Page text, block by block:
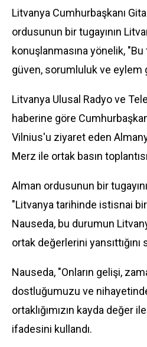
Litvanya Cumhurbaşkanı
ordusunun bir tugayının
konuşlanmasına yönelik,
güven, sorumluluk ve eylem
Litvanya Ulusal Radyo ve
haberine göre
Vilnius'u ziyaret eden
Merz ile ortak basın
Alman ordusunun bir
"Litvanya tarihinde istisnai
Nauseda, bu durumun
ortak değerlerini yansıttığını
Nauseda, "Onların gelişi,
dostluğumuzu ve
ortaklığımızın kayda değer
ifadesini kullandı.